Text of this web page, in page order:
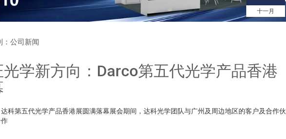
十一月
公司新闻
学新方向：Darco第五代光学产品香港
科第五代光学产品香港展圆满落幕展会期间，达科光学团队与广州及周边地区的客户及合作伙